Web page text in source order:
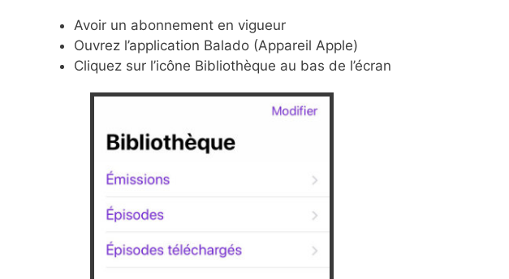
Avoir un abonnement en vigueur
Ouvrez l’application Balado (Appareil Apple)
Cliquez sur l’icône Bibliothèque au bas de l’écran